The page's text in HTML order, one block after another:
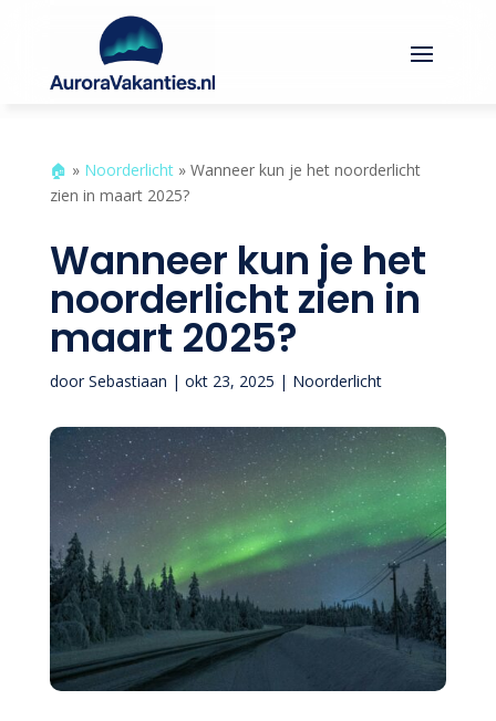
🏠︎ » Noorderlicht» Wanneer kun je het noorderlicht
zien in maart 2025?
Wanneer kun je het
noorderlicht zien in
maart 2025?
doorSebastiaan | okt 23, 2025 | Noorderlicht